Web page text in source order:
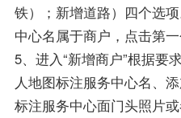
铁）；新增道路）四个选
中心名属于商户，点击第一
5、进入“新增商户”根据要
人地图标注服务中心名、
标注服务中心面门头照片